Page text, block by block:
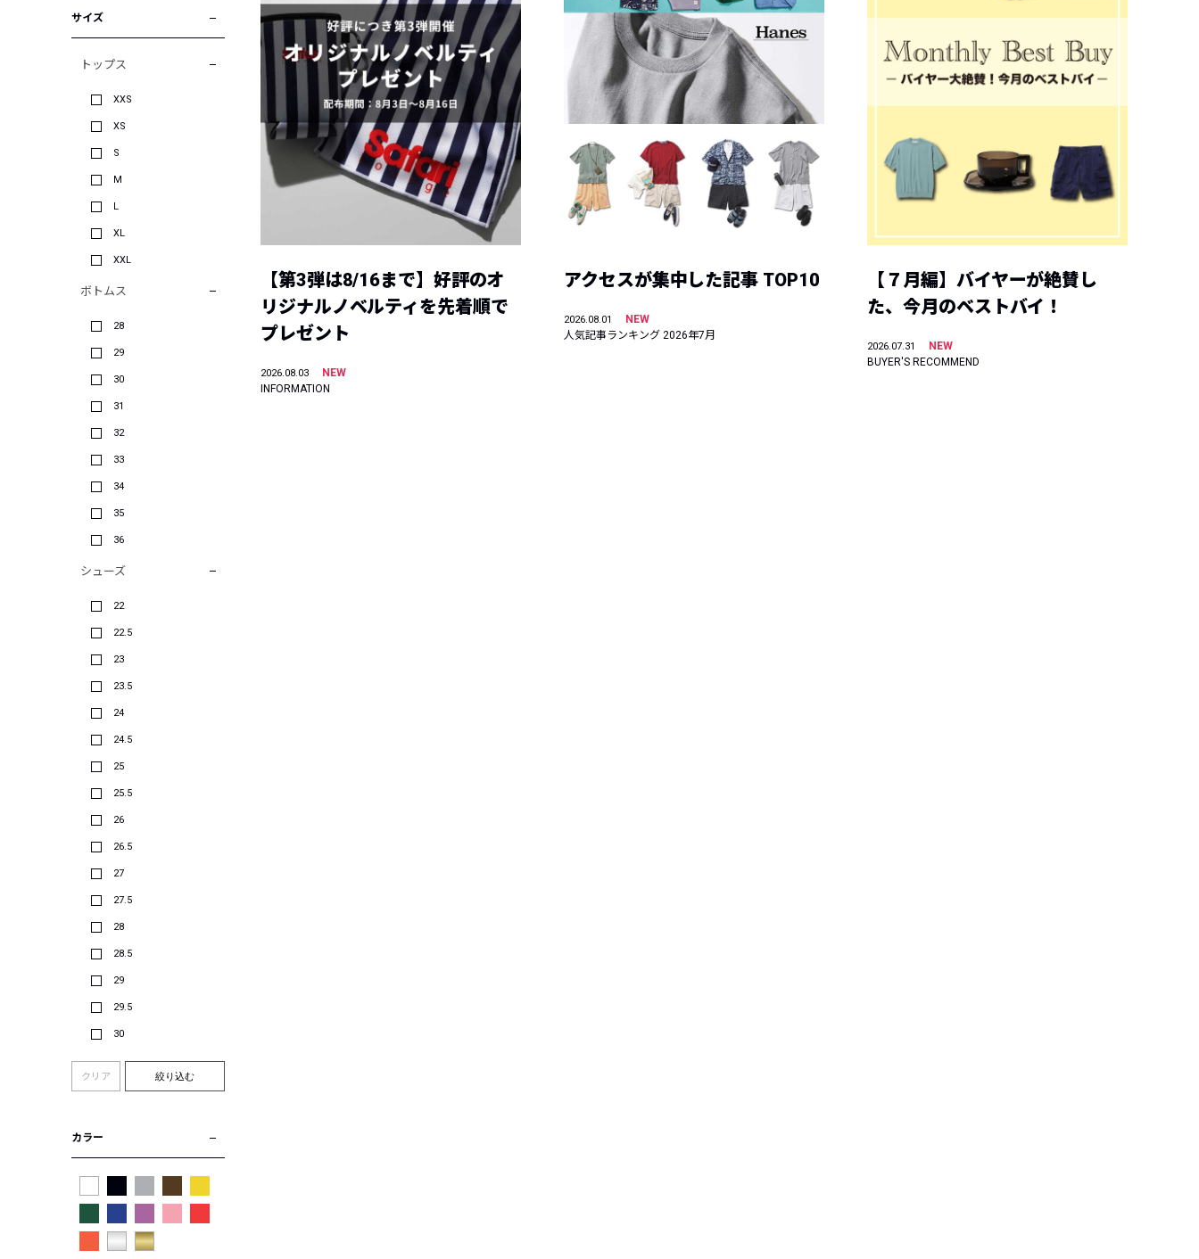
サイズ
トップス
XXS
XS
S
M
L
XL
XXL
ボトムス
28
29
30
31
32
33
34
35
36
シューズ
22
22.5
23
23.5
24
24.5
25
25.5
26
26.5
27
27.5
28
28.5
29
29.5
30
クリア 絞り込む
カラー
【第3弾は8/16まで】好評のオ
リジナルノベルティを先着順で
プレゼント
2026.08.03
NEW
INFORMATION
アクセスが集中した記事 TOP10
2026.08.01
NEW
人気記事ランキング 2026年7月
【７月編】バイヤーが絶賛し
た、今月のベストバイ！
2026.07.31
NEW
BUYER'S RECOMMEND